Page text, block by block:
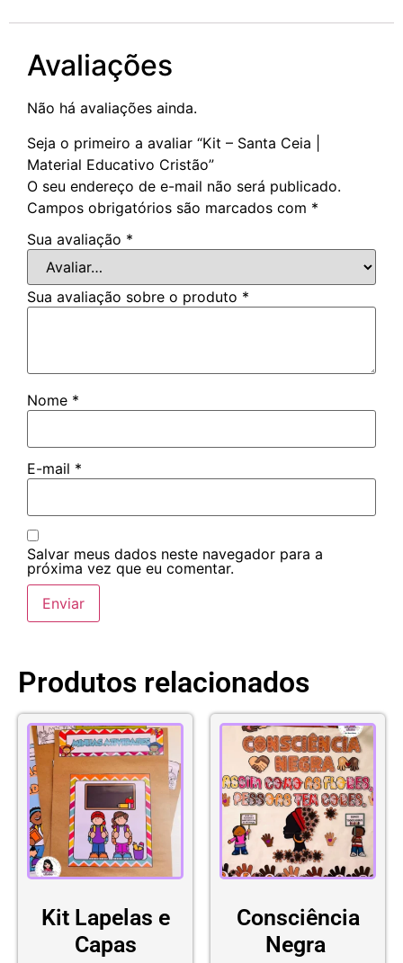
Avaliações
Não há avaliações ainda.
Seja o primeiro a avaliar “Kit – Santa Ceia |
Material Educativo Cristão”
O seu endereço de e-mail não será publicado.
Campos obrigatórios são marcados com *
Sua avaliação *
Sua avaliação sobre o produto *
Nome *
E-mail *
Salvar meus dados neste navegador para a
próxima vez que eu comentar.
Produtos relacionados
Kit Lapelas e
Capas
Consciência
Negra